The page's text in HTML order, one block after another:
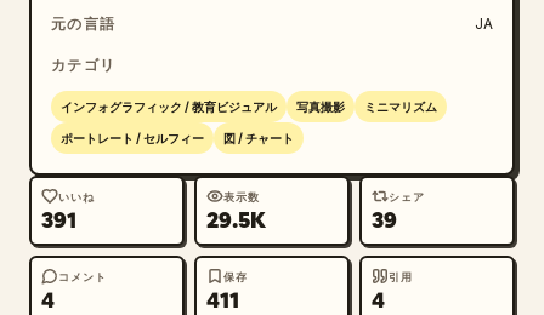
元の言語 JA
カテゴリ
インフォグラフィック / 教育ビジュアル 写真撮影 ミニマリズム
ポートレート / セルフィー 図 / チャート
いいね
391
表示数
29.5K
シェア
39
コメント
4
保存
411
引用
4